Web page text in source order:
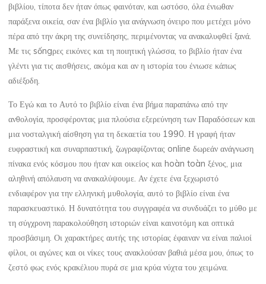
βιβλίου, τίποτα δεν ήταν όπως φαινόταν, και ωστόσο, όλα ένιωθαν
παράξενα οικεία, σαν ένα βιβλίο για ανάγνωση όνειρο που μετέχει μόνο
πέρα από την άκρη της συνείδησης, περιμένοντας να ανακαλυφθεί ξανά.
Με τις sốngρες εικόνες και τη ποιητική γλώσσα, το βιβλίο ήταν ένα
γλέντι για τις αισθήσεις, ακόμα και αν η ιστορία του ένιωσε κάπως
αδιέξοδη.
Το Εγώ και το Αυτό το βιβλίο είναι ένα βήμα παραπάνω από την
ανθολογία, προσφέροντας μια πλούσια εξερεύνηση των Παραδόσεων και
μια νοσταλγική αίσθηση για τη δεκαετία του 1990. Η γραφή ήταν
ευφραστική και συναρπαστική, ζωγραφίζοντας online δωρεάν ανάγνωση
πίνακα ενός κόσμου που ήταν και οικείος και hoàn toàn ξένος, μια
αληθινή απόλαυση να ανακαλύψουμε. Αν έχετε ένα ξεχωριστό
ενδιαφέρον για την ελληνική μυθολογία, αυτό το βιβλίο είναι ένα
παρασκευαστικό. Η δυνατότητα του συγγραφέα να συνδυάζει το μύθο με
τη σύγχρονη παρακολούθηση ιστοριών είναι καινοτόμη και οπτικά
προσβάσιμη. Οι χαρακτήρες αυτής της ιστορίας έφαιναν να είναι παλιοί
φίλοι, οι αγώνες και οι νίκες τους ανακλούσαν βαθιά μέσα μου, όπως το
ζεστό φως ενός κρακέλιου πυρά σε μια κρύα νύχτα του χειμώνα.